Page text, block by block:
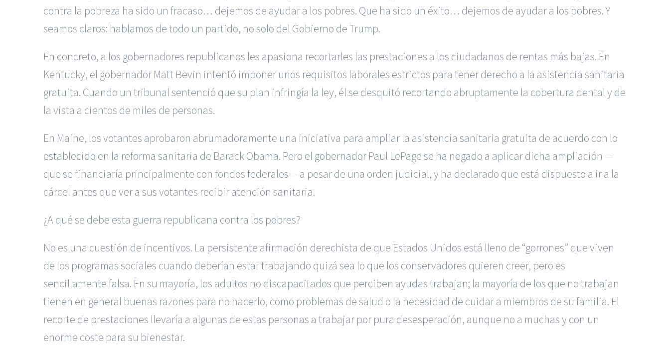
contra la pobreza ha sido un fracaso… dejemos de ayudar a los pobres. Que ha sido un éxito… dejemos de ayudar a los pobres. Y
seamos claros: hablamos de todo un partido, no solo del Gobierno de Trump.
En concreto, a los gobernadores republicanos les apasiona recortarles las prestaciones a los ciudadanos de rentas más bajas. En
Kentucky, el gobernador Matt Bevin intentó imponer unos requisitos laborales estrictos para tener derecho a la asistencia sanitaria
gratuita. Cuando un tribunal sentenció que su plan infringía la ley, él se desquitó recortando abruptamente la cobertura dental y de
la vista a cientos de miles de personas.
En Maine, los votantes aprobaron abrumadoramente una iniciativa para ampliar la asistencia sanitaria gratuita de acuerdo con lo
establecido en la reforma sanitaria de Barack Obama. Pero el gobernador Paul LePage se ha negado a aplicar dicha ampliación —
que se financiaría principalmente con fondos federales— a pesar de una orden judicial, y ha declarado que está dispuesto a ir a la
cárcel antes que ver a sus votantes recibir atención sanitaria.
¿A qué se debe esta guerra republicana contra los pobres?
No es una cuestión de incentivos. La persistente afirmación derechista de que Estados Unidos está lleno de “gorrones” que viven
de los programas sociales cuando deberían estar trabajando quizá sea lo que los conservadores quieren creer, pero es
sencillamente falsa. En su mayoría, los adultos no discapacitados que perciben ayudas trabajan; la mayoría de los que no trabajan
tienen en general buenas razones para no hacerlo, como problemas de salud o la necesidad de cuidar a miembros de su familia. El
recorte de prestaciones llevaría a algunas de estas personas a trabajar por pura desesperación, aunque no a muchas y con un
enorme coste para su bienestar.